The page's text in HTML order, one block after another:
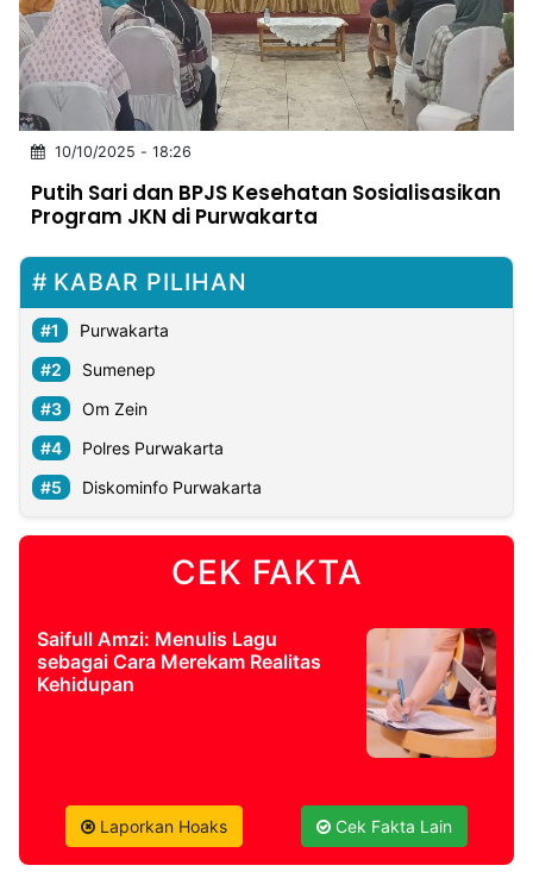
INDONESIA
Partner
NTB
Time
IDN
Jogja
Rakyat
News
Notice
Baru
Follow
Kabarbaru
2026
10/10/2025 - 18:26
Putih Sari dan BPJS Kesehatan Sosialisasikan
Program JKN di Purwakarta
KABAR PILIHAN
Purwakarta
Sumenep
Om Zein
Polres Purwakarta
Diskominfo Purwakarta
CEK FAKTA
Saifull Amzi: Menulis Lagu
sebagai Cara Merekam Realitas
Kehidupan
Laporkan Hoaks Cek Fakta Lain